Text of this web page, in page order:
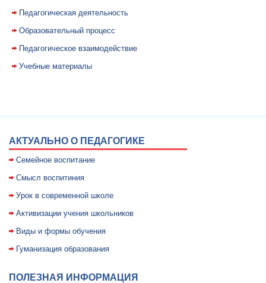
Педагогическая деятельность
Образовательный процесс
Педагогическое взаимодействие
Учебные материалы
АКТУАЛЬНО О ПЕДАГОГИКЕ
Семейное воспитание
Смысл воспитиния
Уpок в совpеменной школе
Активизации учения школьников
Виды и формы обучения
Гуманизация образования
ПОЛЕЗНАЯ ИНФОРМАЦИЯ